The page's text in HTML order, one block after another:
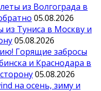
из Волгограда в
05.08.2026
из Туниса в Москву и
05.08.2026
Горящие забросы
и Краснодара в
05.08.2026
на осень, зиму и